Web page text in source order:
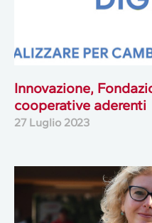
Innovazione,
cooperative aderenti
27 Luglio 2023